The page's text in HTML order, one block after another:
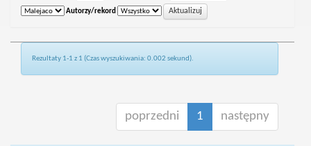
Autorzy/rekord
Rezultaty 1-1 z 1 (Czas wyszukiwania: 0.002 sekund).
poprzedni 1 następny